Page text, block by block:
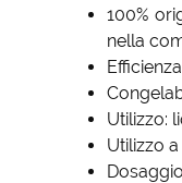
100%
nella
Utilizzo:
Utilizzo